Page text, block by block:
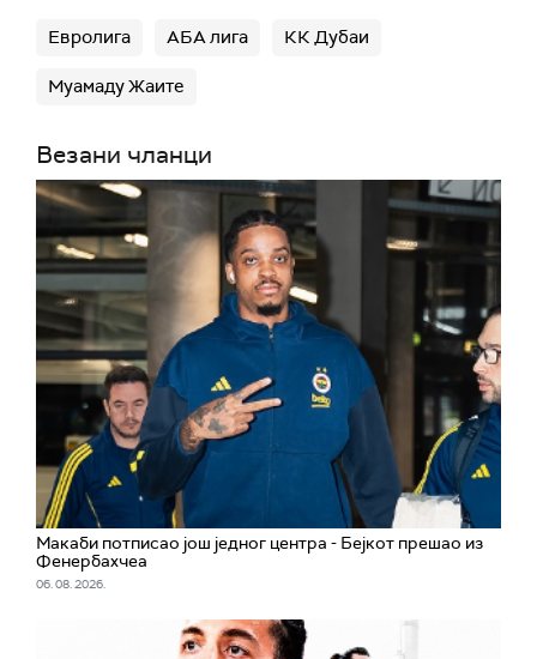
Евролига АБА лига КК Дубаи
Муамаду Жаите
Везани чланци
Макаби потписао још једног центра - Бејкот прешао из
Фенербахчеа
06. 08. 2026.